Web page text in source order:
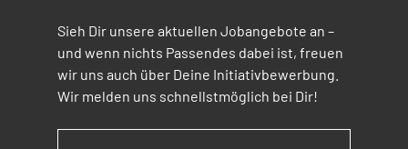
Sieh Dir unsere aktuellen Jobangebote an –
und wenn nichts Passendes dabei ist, freuen
wir uns auch über Deine Initiativbewerbung.
Wir melden uns schnellstmöglich bei Dir!